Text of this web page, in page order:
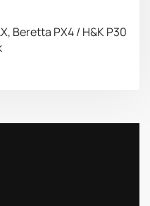
Beretta PX4 / H&K P30